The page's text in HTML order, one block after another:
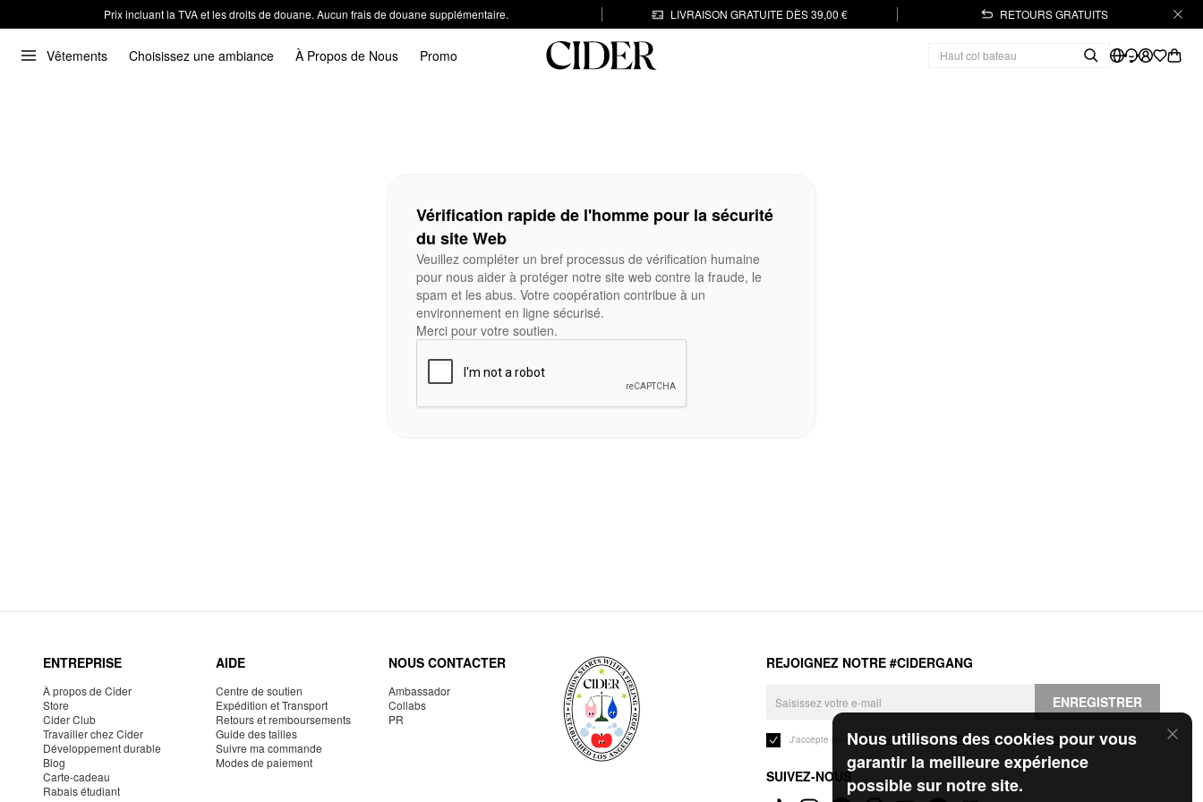
Prix incluant la TVA et les droits de douane. Aucun frais de douane supplémentaire. LIVRAISON GRATUITE DÈS 39,00 € RETOURS GRATUITS
Vêtements Choisissez une ambiance À Propos de Nous Promo
Nous utilisons des cookies pour vous
garantir la meilleure expérience
possible sur notre site.
Vérification rapide de l'homme pour la sécurité
du site Web
Veuillez compléter un bref processus de vérification humaine
pour nous aider à protéger notre site web contre la fraude, le
spam et les abus. Votre coopération contribue à un
environnement en ligne sécurisé.
Merci pour votre soutien.
ENTREPRISE
À propos de Cider
Store
Cider Club
Travailler chez Cider
Développement durable
Blog
Carte-cadeau
Rabais étudiant
AIDE
Centre de soutien
Expédition et Transport
Retours et remboursements
Guide des tailles
Suivre ma commande
Modes de paiement
NOUS CONTACTER
Ambassador
Collabs
PR
REJOIGNEZ NOTRE #CIDERGANG
ENREGISTRER
J'accepte les Conditions généraleset laPolitique de confidentialité.
SUIVEZ-NOUS